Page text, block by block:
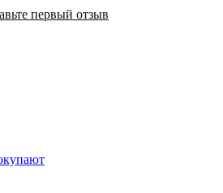
первый отзыв